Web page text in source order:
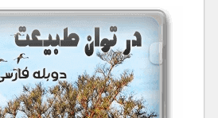
سازه/ معماری/ مهندسی
سرگرمی
شناخت کودکان
طبیعت